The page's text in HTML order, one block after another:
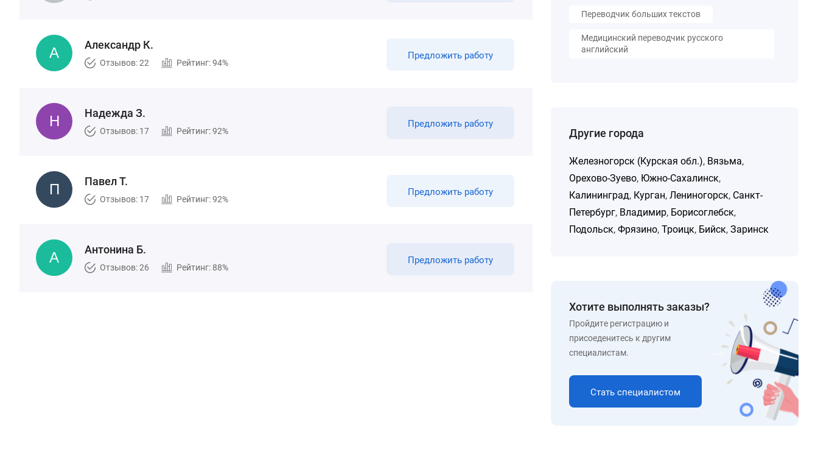
Александр К.
Отзывов: 22 Рейтинг: 94%
Предложить работу
Надежда З.
Отзывов: 17 Рейтинг: 92%
Предложить работу
Павел Т.
Отзывов: 17 Рейтинг: 92%
Предложить работу
Антонина Б.
Отзывов: 26 Рейтинг: 88%
Предложить работу
Переводчик больших текстов
Медицинский переводчик русского
английский
Другие города
Железногорск (Курская обл.), Вязьма,
Орехово-Зуево, Южно-Сахалинск,
Калининград, Курган,Лениногорск, Санкт-
Петербург, Владимир, Борисоглебск,
Подольск,Фрязино,Троицк, Бийск,Заринск
Хотите выполнять заказы?
Пройдите регистрацию и
присоеденитесь к другим
специалистам.
Стать специалистом